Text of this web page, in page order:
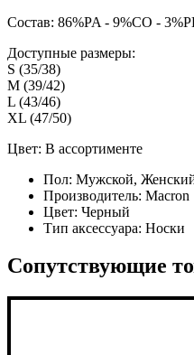
Состав: 86%PA - 9%CO -
Доступные размеры:
S (35/38)
M (39/42)
L (43/46)
XL (47/50)
Цвет: В ассортименте
Пол: Мужской,
Производитель: Macron
Цвет: Черный
Тип аксессуара: Носки
Сопутствующие